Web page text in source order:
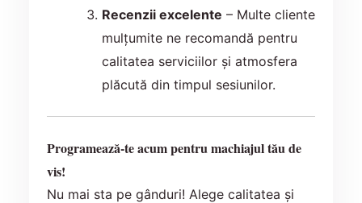
Recenzii excelente – Multe cliente
mulțumite ne recomandă pentru
calitatea serviciilor și atmosfera
plăcută din timpul sesiunilor.
Programează-te acum pentru machiajul tău de
vis!
Nu mai sta pe gânduri! Alege calitatea și